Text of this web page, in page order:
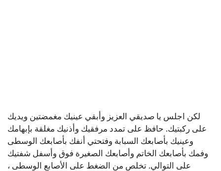
لكن اجلس يا صديقي العزيز وأبقي عينيك مغمضتين ويديك
على ركبتيك. حافظ على تمدد مرفقيك وأذنيك مغلقة بإبهامك
وعينيك بأصابعك السبابة وفتحتي أنفك بأصابعك الوسطى
وفمك بأصابعك الخاتم وأصابعك الصغيرة فوق وأسفل شفتيك
على التوالي. تخلص من الضغط على الأصابع الوسطى ،